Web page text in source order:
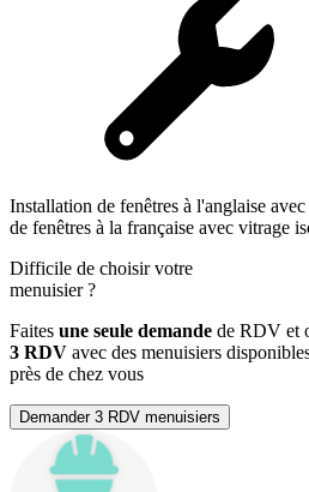
Installation de fenêtres à l'anglaise
de fenêtres à la française avec vitrage
Difficile de choisir votre
menuisier?
Faites une seule demande de RDV et
3 RDV avec des menuisiers
près de chez vous
Demander 3 RDV menuisiers